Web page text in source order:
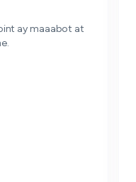
ay maaabot at